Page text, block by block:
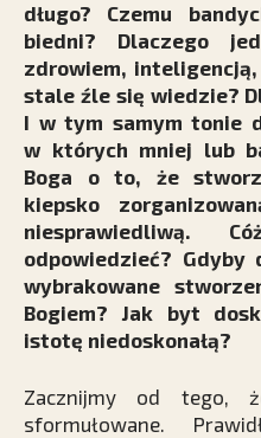
długo? Czemu
biedni? Dlaczego
zdrowiem,
stale źle się wiedzie?
I w tym samym tonie
w których mniej lub
Boga o to, że
kiepsko
niesprawiedliwą.
odpowiedzieć? Gdyby
wybrakowane
Bogiem? Jak byt
istotę niedoskonałą?
Zacznijmy od tego,
sformułowane.